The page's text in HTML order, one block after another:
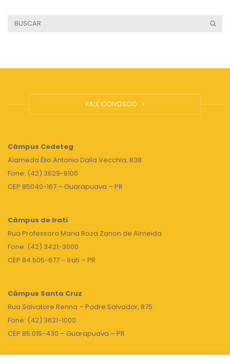
FALE CONOSCO
Câmpus Cedeteg
Alameda Élio Antonio Dalla Vecchia, 838
Fone: (42) 3629-8100
CEP 85040-167 – Guarapuava – PR
Câmpus de Irati
Rua Professora Maria Roza Zanon de Almeida
Fone: (42) 3421-3000
CEP 84.505-677 – Irati – PR
Câmpus Santa Cruz
Rua Salvatore Renna – Padre Salvador, 875
Fone: (42) 3621-1000
CEP 85.015-430 – Guarapuava – PR